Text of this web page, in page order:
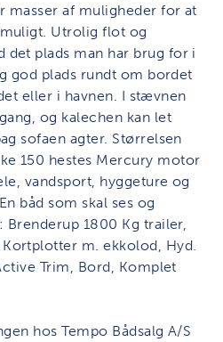
masser af muligheder for at
Utrolig flot og
plads man har brug for i
god plads rundt om bordet
eller i havnen. I stævnen
og kalechen kan let
sofaen agter. Størrelsen
150 hestes Mercury motor
vandsport, hyggeture og
båd som skal ses og
Brenderup 1800 Kg trailer,
Kortplotter m. ekkolod, Hyd.
Trim, Bord, Komplet
hos Tempo Bådsalg A/S